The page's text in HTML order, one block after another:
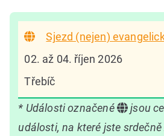
Sjezd (nejen)
02. až 04. říjen 2026
Třebíč
* Události označené
jsou
události, na které jste srdečně